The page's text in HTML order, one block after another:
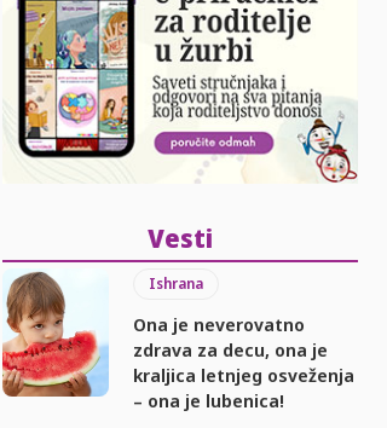
Vesti
Ishrana
Ona je neverovatno
zdrava za decu, ona je
kraljica letnjeg osveženja
– ona je lubenica!